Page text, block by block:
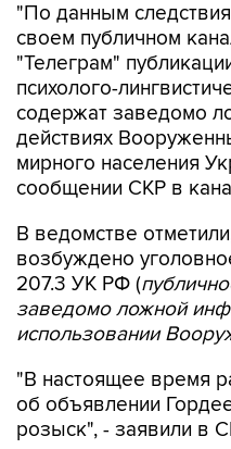
"По данным
своем публичном
"Телеграм"
психолого-
содержат заведомо
действиях
мирного населения
сообщении СКР в
В ведомстве
возбуждено
207.3 УК РФ (
заведомо ложной
использовании
"В настоящее время
об объявлении
розыск", - заявили в